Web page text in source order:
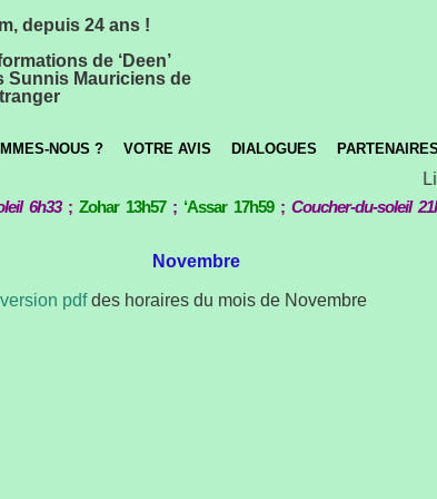
depuis 24 ans !
de ‘Deen’
Sunnis Mauriciens de
NOUS ? VOTRE AVIS DIALOGUES PARTENAIRES
6h33; Zohar 13h57; ‘Assar 17h59; Coucher-du-soleil
Novembre
version pdfdes horaires du mois de Novembre